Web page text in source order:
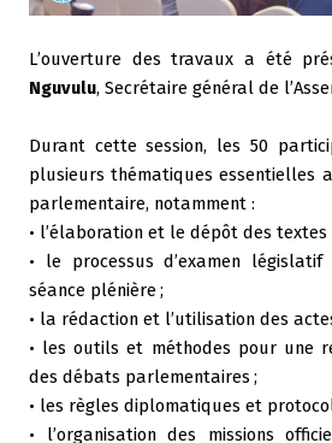
L’ouverture des travaux a été
Nguvulu, Secrétaire général de
Durant cette session, les 50
plusieurs thématiques essentielles
parlementaire, notamment :
• l’élaboration et le dépôt des
• le processus d’examen
séance plénière;
• la rédaction et l’utilisation des
• les outils et méthodes pour une
des débats parlementaires ;
• les règles diplomatiques et
• l’organisation des missions